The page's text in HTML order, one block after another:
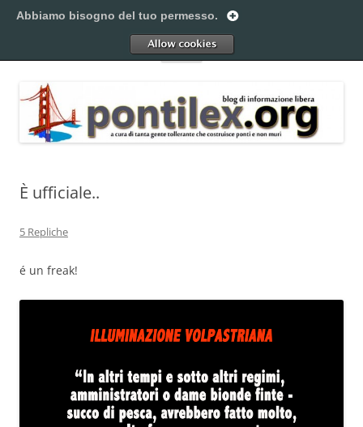
al
Pontilex
Menu
È ufficiale..
5 Repliche
é un freak!
Abbiamo bisogno del tuo permesso.